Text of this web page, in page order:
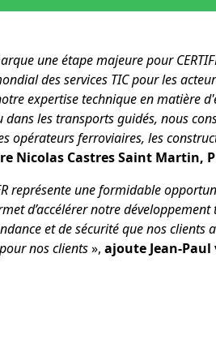
une étape majeure pour
des services TIC pour les
expertise technique en matière
dans les transports guidés, nous
opérateurs ferroviaires, les
Nicolas Castres Saint Martin,
représente une formidable
d’accélérer notre
et de sécurité que nos clients
nos clients»,ajoute Jean-